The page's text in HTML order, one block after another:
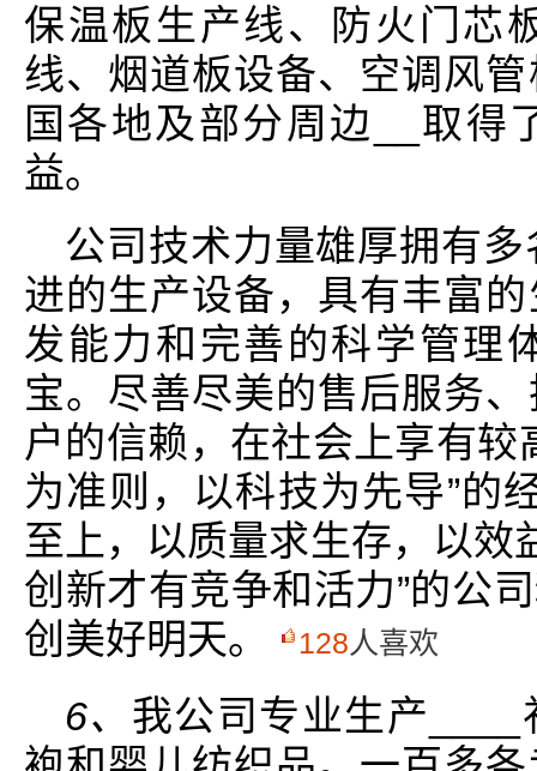
保温板生产线、防火门芯
线、烟道板设备、空调风
国各地及部分周边__取得
益。
公司技术力量雄厚拥有
进的生产设备，具有丰富
发能力和完善的科学管理
宝。尽善尽美的售后服务
户的信赖，在社会上享有较
为准则，以科技为先导”的
至上，以质量求生存，以效
创新才有竞争和活力”的公
创美好明天。
128人喜欢
6、 我公司专业生产